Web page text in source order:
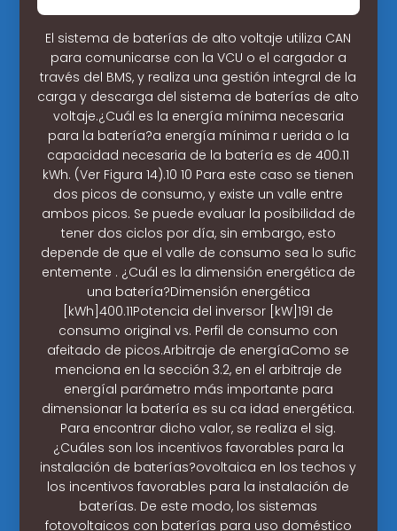
El sistema de baterías de alto voltaje utiliza CAN
para comunicarse con la VCU o el cargador a
través del BMS, y realiza una gestión integral de la
carga y descarga del sistema de baterías de alto
voltaje.¿Cuál es la energía mínima necesaria
para la batería?a energía mínima r uerida o la
capacidad necesaria de la batería es de 400.11
kWh. (Ver Figura 14).10 10 Para este caso se tienen
dos picos de consumo, y existe un valle entre
ambos picos. Se puede evaluar la posibilidad de
tener dos ciclos por día, sin embargo, esto
depende de que el valle de consumo sea lo sufic
entemente . ¿Cuál es la dimensión energética de
una batería?Dimensión energética
[kWh]400.11Potencia del inversor [kW]191 de
consumo original vs. Perfil de consumo con
afeitado de picos.Arbitraje de energíaComo se
menciona en la sección 3.2, en el arbitraje de
energíal parámetro más importante para
dimensionar la batería es su ca idad energética.
Para encontrar dicho valor, se realiza el sig.
¿Cuáles son los incentivos favorables para la
instalación de baterías?ovoltaica en los techos y
los incentivos favorables para la instalación de
baterías. De este modo, los sistemas
fotovoltaicos con baterías para uso doméstico